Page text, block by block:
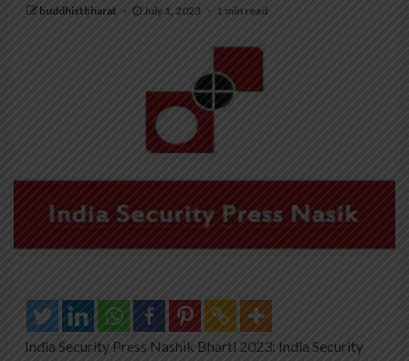
buddhistbharat July 1, 2023 1 min read
India Security Press Nashik Bharti 2023: India Security